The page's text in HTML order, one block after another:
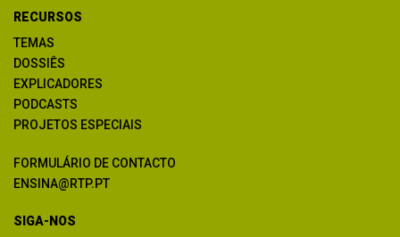
RECURSOS
TEMAS
DOSSIÊS
EXPLICADORES
PODCASTS
PROJETOS ESPECIAIS
FORMULÁRIO DE CONTACTO
ENSINA@RTP.PT
SIGA-NOS